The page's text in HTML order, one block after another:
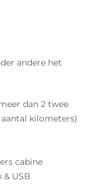
andere het
dan 2 twee
kilometers)
cabine
& USB